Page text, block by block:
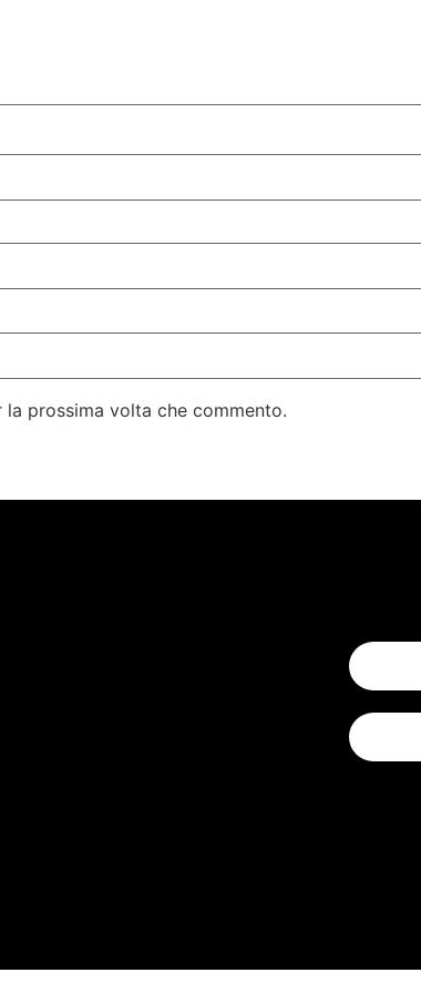
prossima volta che commento.